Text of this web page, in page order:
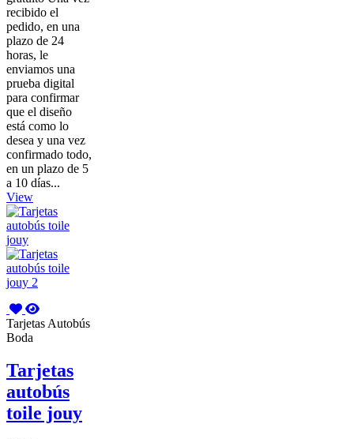
recibido el
pedido, en una
plazo de 24
horas, le
enviamos una
prueba digital
para confirmar
que el diseño
está como lo
desea y una vez
confirmado todo,
en un plazo de 5
a 10 días...
View
Tarjetas Autobús
Boda
Tarjetas
autobús
toile jouy